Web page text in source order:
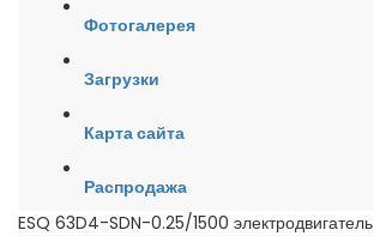
Фотогалерея
Загрузки
Карта сайта
Распродажа
ESQ 63D4-SDN-0.25/1500 электродвигатель